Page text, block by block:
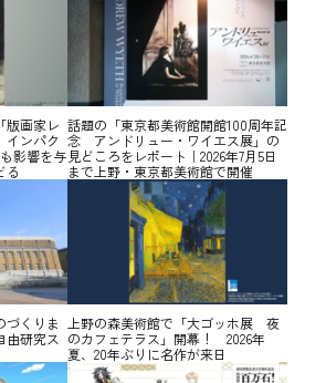
版画家レ
ンパク
影響を与
る
話題の「東京都美術館開館100周年記
念 アンドリュー・ワイエス展」の
見どころをレポート｜2026年7月5日
まで上野・東京都美術館で開催
づくりま
由研究ス
上野の森美術館で「大ゴッホ展 夜
のカフェテラス」開幕！ 2026年
夏、20年ぶりに名作が来日